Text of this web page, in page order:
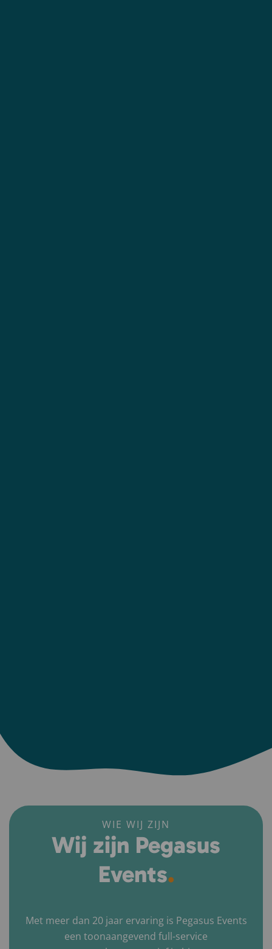
WIE WIJ ZIJN
Wij zijn Pegasus
Events.
Met meer dan 20 jaar ervaring is Pegasus Events
een toonaangevend full-service